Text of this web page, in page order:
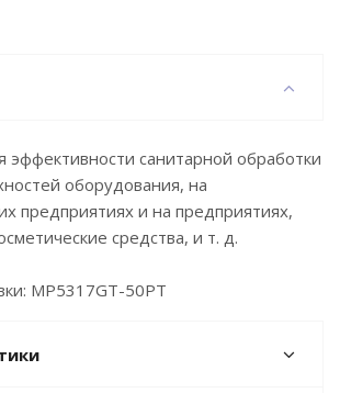
эффективности санитарной обработки
оборудования, на
предприятиях и на предприятиях,
средства, и т. д.
MP5317GT-50PT